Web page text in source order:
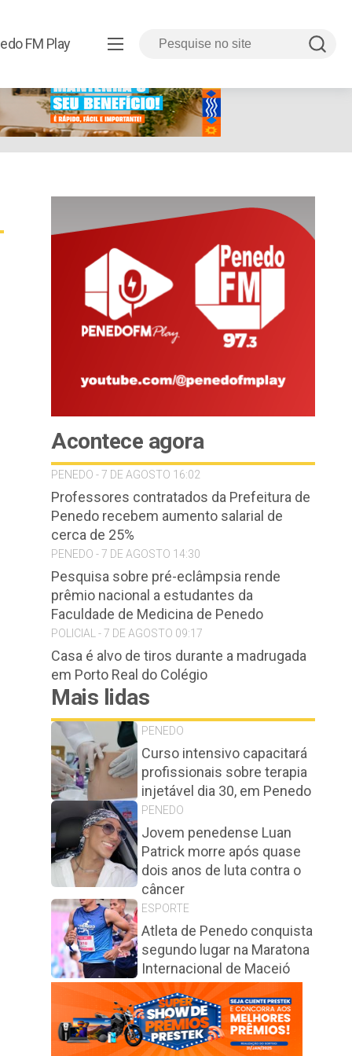
FM Play
Acontece agora
PENEDO - 7 DE AGOSTO 16:02
Professores contratados da Prefeitura de
Penedo recebem aumento salarial de
cerca de 25%
PENEDO - 7 DE AGOSTO 14:30
Pesquisa sobre pré-eclâmpsia rende
prêmio nacional a estudantes da
Faculdade de Medicina de Penedo
POLICIAL - 7 DE AGOSTO 09:17
Casa é alvo de tiros durante a madrugada
em Porto Real do Colégio
Mais lidas
PENEDO
Curso intensivo capacitará
profissionais sobre terapia
injetável dia 30, em Penedo
PENEDO
Jovem penedense Luan
Patrick morre após quase
dois anos de luta contra o
câncer
ESPORTE
Atleta de Penedo conquista
segundo lugar na Maratona
Internacional de Maceió